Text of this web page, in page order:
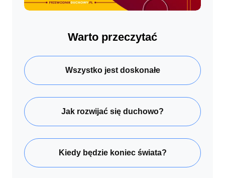
Warto przeczytać
Wszystko jest doskonałe
Jak rozwijać się duchowo?
Kiedy będzie koniec świata?